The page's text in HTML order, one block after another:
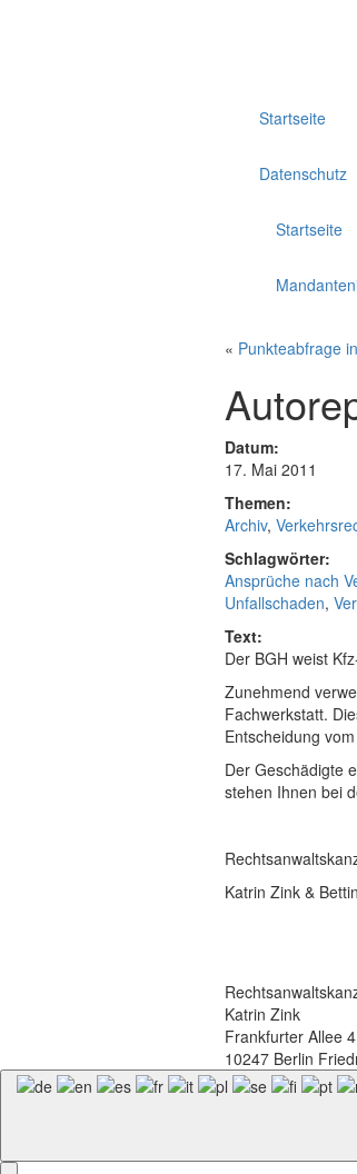
Startseite
Datenschutz
Startseite
« Punkteabfrage
Datum:
17. Mai 2011
Themen:
Archiv,
Schlagwörter:
Ansprüche nach
Unfallschaden,
Text:
Der BGH weist
Zunehmend
Fachwerkstatt.
Entscheidung
Der Geschädigte
stehen Ihnen bei
Katrin Zink &
Katrin Zink
Frankfurter Allee
10247 Berlin